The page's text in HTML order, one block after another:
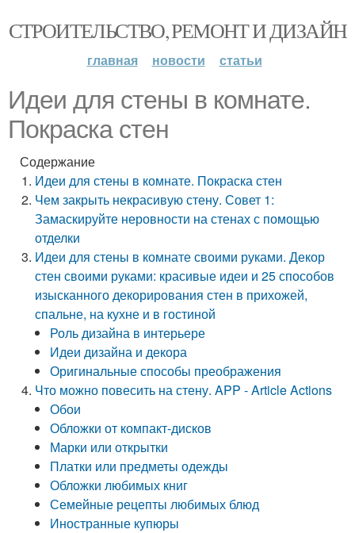
СТРОИТЕЛЬСТВО, РЕМОНТ И ДИЗАЙН
главная новости статьи
Идеи для стены в комнате.
Покраска стен
Содержание
Идеи для стены в комнате. Покраска стен
Чем закрыть некрасивую стену. Совет 1:
Замаскируйте неровности на стенах с помощью
отделки
Идеи для стены в комнате своими руками. Декор
стен своими руками: красивые идеи и 25 способов
изысканного декорирования стен в прихожей,
спальне, на кухне и в гостиной
Роль дизайна в интерьере
Идеи дизайна и декора
Оригинальные способы преображения
Что можно повесить на стену. APP - Article Actions
Обои
Обложки от компакт-дисков
Марки или открытки
Платки или предметы одежды
Обложки любимых книг
Семейные рецепты любимых блюд
Иностранные купюры